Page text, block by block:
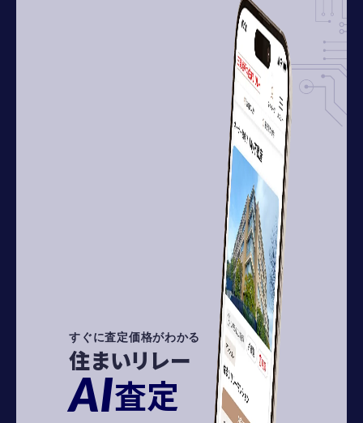
すぐに査定価格がわかる
住まいリレー
AI査定